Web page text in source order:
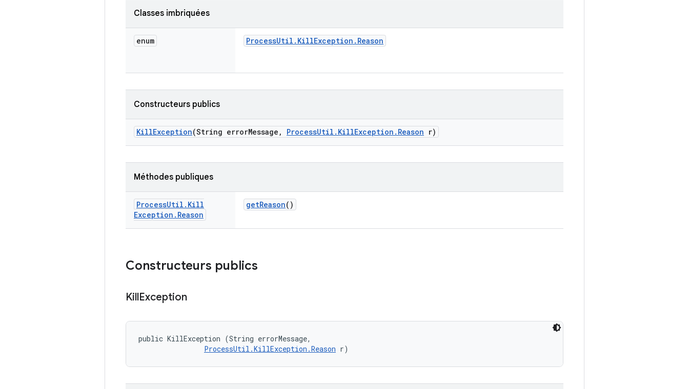
Classes imbriquées
enum ProcessUtil . KillException . Reason
Constructeurs publics
KillException(String errorMessage , ProcessUtil . KillException . Reason r)
Méthodes publiques
ProcessUtil . Kill
Exception . Reason
getReason()
Constructeurs publics
KillException
public KillException (String errorMessage,
ProcessUtil.KillException.Reason r)